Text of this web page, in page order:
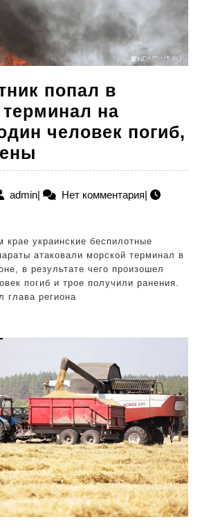
попал в
на
человек погиб,
попал
в
терминал
на
Кубани:
один
погиб,
трое
ранены
adminadmin
| Нет комментария|
крае украинские беспилотные
атаковали морской терминал в
в результате чего произошел
погиб и трое получили ранения.
глава региона